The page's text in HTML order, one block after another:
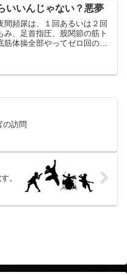
カードは、利用停止になるシ
セージのリンク...
いいんじゃない？悪夢
間頻尿は、１回あるいは２回
み、足首指圧、股関節の筋ト
筋体操全部やってゼロ回の時
の訪問
。